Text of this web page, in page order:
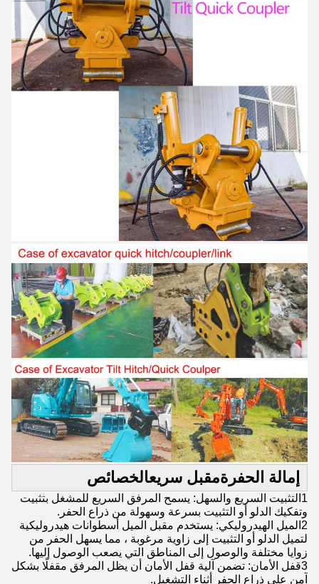
إمالة الحفرةمقبل سريعالخصائص
1التثبيت السريع والسهل: يسمح المرفق السريع للمشغل بتثبيت
وتفكيك الدلو أو التثبيت بسرعة وسهولة من ذراع الحفر.
2الميل الهيدروليكي: يستخدم مقبل الميل أسطوانات هيدروليكية
لتميل الدلو أو التثبيت إلى زاوية مرغوبة ، مما يسهل الحفر من
زوايا مختلفة والوصول إلى المناطق التي يصعب الوصول إليها.
3قفل الأمان: تضمن آلية قفل الأمان أن يظل المرفق مقفلًا بشكل
آمن على ذراع الحفر أثناء التشغيل.